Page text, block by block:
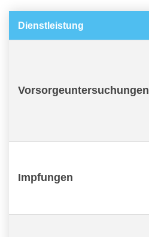
Dienstleistung
Vorsorgeuntersuchungen
Impfungen